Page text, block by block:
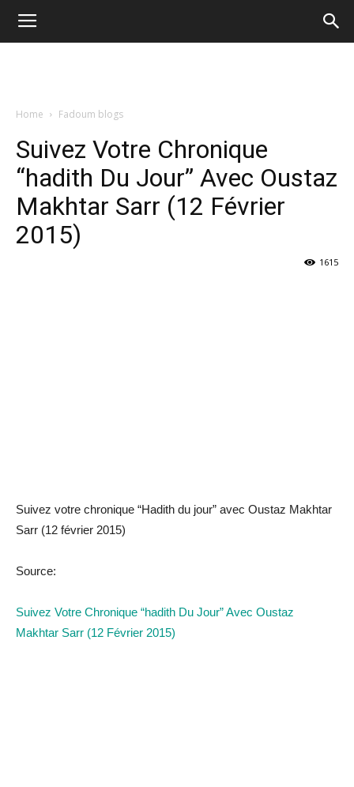
Home Fadoum blogs
Suivez Votre Chronique
“hadith Du Jour” Avec Oustaz
Makhtar Sarr (12 Février
2015)
1615
Suivez votre chronique “Hadith du jour” avec Oustaz Makhtar
Sarr (12 février 2015)
Source:
Suivez Votre Chronique “hadith Du Jour” Avec Oustaz
Makhtar Sarr (12 Février 2015)